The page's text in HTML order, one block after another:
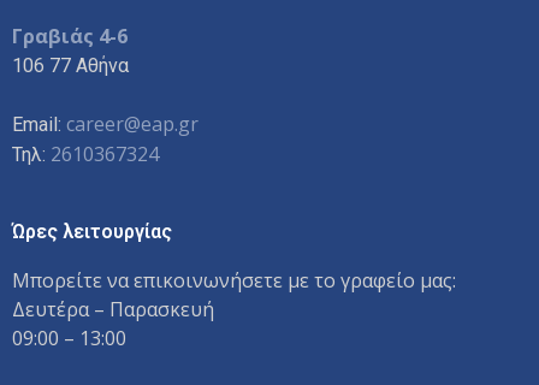
Γραβιάς 4-6
106 77 Αθήνα
Email: career@eap.gr
Τηλ: 2610367324
Ώρες λειτουργίας
Μπορείτε να επικοινωνήσετε με το γραφείο μας:
Δευτέρα – Παρασκευή
09:00 – 13:00